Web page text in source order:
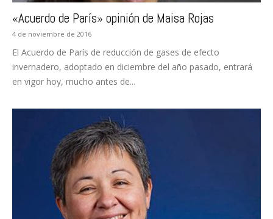
«Acuerdo de París» opinión de Maisa Rojas
4 de noviembre de 2016
El Acuerdo de París de reducción de gases de efecto
invernadero, adoptado en diciembre del año pasado, entrará
en vigor hoy, mucho antes de...